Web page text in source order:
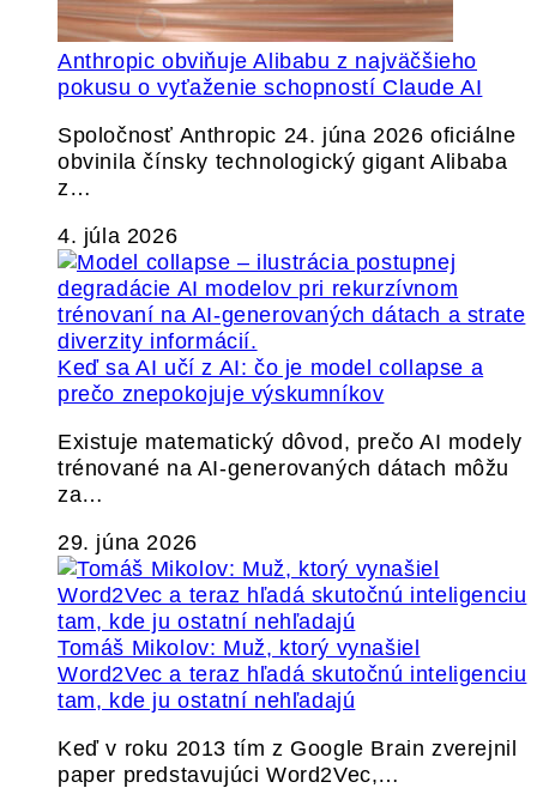
Anthropic obviňuje Alibabu z najväčšieho
pokusu o vyťaženie schopností Claude AI
Spoločnosť Anthropic 24. júna 2026 oficiálne
obvinila čínsky technologický gigant Alibaba
z…
4. júla 2026
Keď sa AI učí z AI: čo je model collapse a
prečo znepokojuje výskumníkov
Existuje matematický dôvod, prečo AI modely
trénované na AI-generovaných dátach môžu
za…
29. júna 2026
Tomáš Mikolov: Muž, ktorý vynašiel
Word2Vec a teraz hľadá skutočnú inteligenciu
tam, kde ju ostatní nehľadajú
Keď v roku 2013 tím z Google Brain zverejnil
paper predstavujúci Word2Vec,…